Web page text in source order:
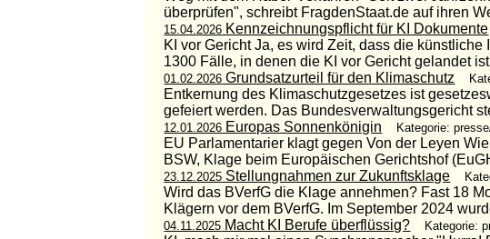
überprüfen", schreibt FragdenStaat.de auf ihren
15.04.2026 Kennzeichnungspflicht für KI Dokumente
KI vor Gericht Ja, es wird Zeit, dass die
1300 Fälle, in denen die KI vor Gericht gelandet
01.02.2026 Grundsatzurteil für den Klimaschutz
Entkernung des Klimaschutzgesetzes ist
gefeiert werden. Das Bundesverwaltungsgericht
12.01.2026 Europas Sonnenkönigin Kategorie:
EU Parlamentarier klagt gegen Von der Leyen
BSW, Klage beim Europäischen Gerichtshof
23.12.2025 Stellungnahmen zur Zukunftsklage
Wird das BVerfG die Klage annehmen? Fast 18
Klägern vor dem BVerfG. Im September 2024
04.11.2025 Macht KI Berufe überflüssig? Kategorie: